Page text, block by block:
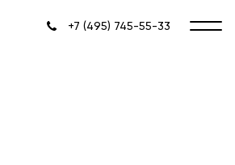
+7 (495) 745-55-33